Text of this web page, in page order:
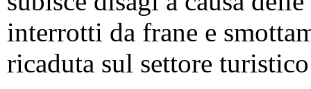
interrotti da frane e
ricaduta sul settore